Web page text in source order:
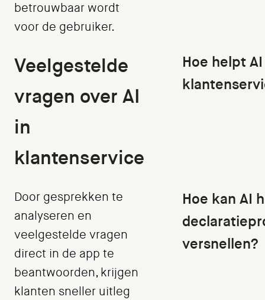
betrouwbaar wordt
voor de gebruiker.
Veelgestelde
vragen over AI
in
klantenservice
Hoe helpt
Door gesprekken te
analyseren en
veelgestelde vragen
direct in de app te
beantwoorden, krijgen
klanten sneller uitleg
Hoe kan AI
versnellen?